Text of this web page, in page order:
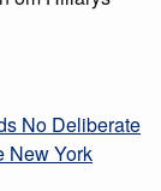
No Deliberate
New York